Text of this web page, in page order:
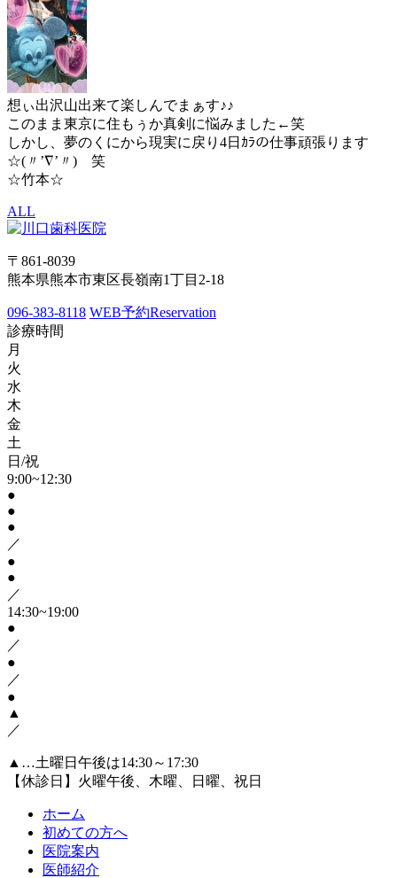
想ぃ出沢山出来て楽しんでまぁす♪♪
このまま東京に住もぅか真剣に悩みました←笑
しかし、夢のくにから現実に戻り4日ｶﾗの仕事頑張ります
☆(〃’∇’〃)ゝ笑
☆竹本☆
ALL
〒861-8039
熊本県熊本市東区長嶺南1丁目2-18
096-383-8118 WEB予約Reservation
診療時間
月
火
水
木
金
土
日/祝
9:00~12:30
●
●
●
／
●
●
／
14:30~19:00
●
／
●
／
●
▲
／
▲…土曜日午後は14:30～17:30
【休診日】火曜午後、木曜、日曜、祝日
ホーム
初めての方へ
医院案内
医師紹介